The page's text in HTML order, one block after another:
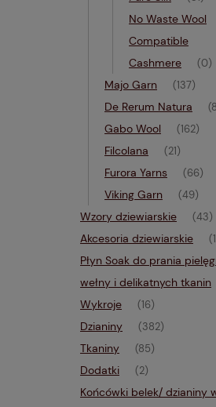
No Waste Wool
Compatible
Cashmere
(0)
Majo Garn (137)
De Rerum Natura
Gabo Wool (162)
Filcolana (21)
Furora Yarns (66)
Viking Garn (49)
Wzory dziewiarskie (43)
Akcesoria dziewiarskie
Płyn Soak do prania
wełny i delikatnych tkanin
Wykroje (16)
Dzianiny (382)
Tkaniny (85)
Dodatki (2)
Końcówki belek/ dzianiny